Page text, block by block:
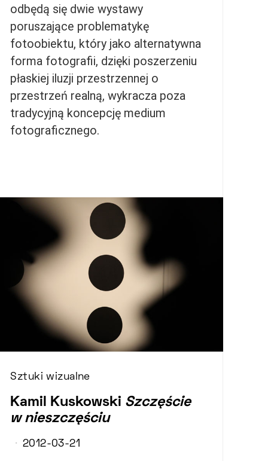
odbędą się dwie wystawy
poruszające problematykę
fotoobiektu, który jako alternatywna
forma fotografii, dzięki poszerzeniu
płaskiej iluzji przestrzennej o
przestrzeń realną, wykracza poza
tradycyjną koncepcję medium
fotograficznego.
Sztuki wizualne
Kamil Kuskowski Szczęście
w nieszczęściu
2012-03-21